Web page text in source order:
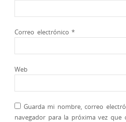
Correo electrónico*
Web
Guarda mi nombre, correo
navegador para la próxima vez que